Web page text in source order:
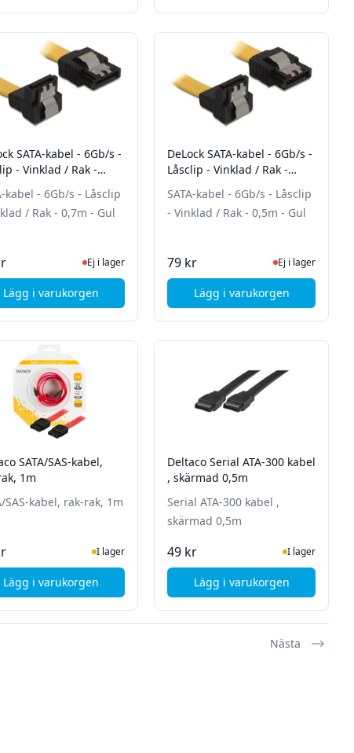
för senaste status
kabel IPASS SFF8087 till IPASS SFF8087, 0,75m
SATA-kabel - 6Gb/s -
- Vinklad / Rak -
kabel - 6Gb/s - Låsclip
/ Rak - 0,7m - Gul
Ej i lager, besök produktsidan för senaste status
Ej i lager
Lägg i varukorgen, DeLock SATA-kabel - 6Gb/s - Låsclip - Vinklad / Rak -
DeLock SATA-kabel - 6Gb/s -
Låsclip - Vinklad / Rak -
SATA-kabel - 6Gb/s - Låsclip
- Vinklad / Rak - 0,5m - Gul
79 kr Ej i lager, besök
Ej i lager
Lägg i varukorgen
, DeLock SATA-
rak, 0,5m
SATA/SAS-kabel,
1m
SAS-kabel, rak-rak, 1m
I lager
Lägg i varukorgen, Deltaco SATA/SAS-kabel, rak-rak, 1m
Deltaco Serial ATA-300 kabel
, skärmad 0,5m
Serial ATA-300 kabel ,
skärmad 0,5m
49 kr I lager
Lägg i varukorgen, Deltaco Serial ATA-
Nästa